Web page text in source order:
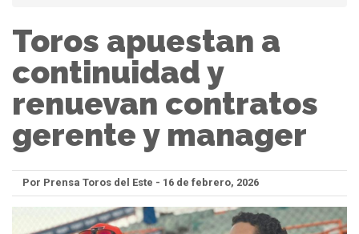
Toros apuestan a
continuidad y
renuevan contratos
gerente y manager
Por Prensa Toros del Este - 16 de febrero, 2026